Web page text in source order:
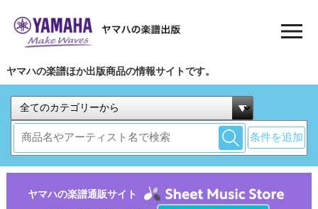
ヤマハの楽譜ほか出版商品の情報サイトです。
条件を追加
ヤマハの楽譜通販サイト